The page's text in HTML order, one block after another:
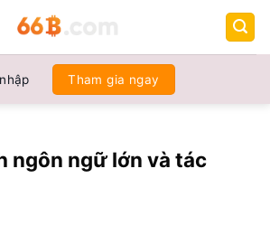
Tham gia ngay
ngôn ngữ lớn và tác